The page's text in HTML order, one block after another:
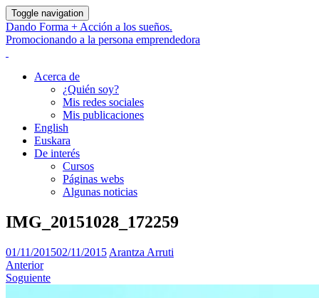
Toggle navigation
Dando Forma + Acción a los sueños.
Promocionando a la persona emprendedora
Acerca de
¿Quién soy?
Mis redes sociales
Mis publicaciones
English
Euskara
De interés
Cursos
Páginas webs
Algunas noticias
IMG_20151028_172259
01/11/201502/11/2015 Arantza Arruti
Anterior
Soguiente